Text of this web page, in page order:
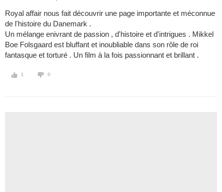
Royal affair nous fait découvrir une page importante et méconnue
de l'histoire du Danemark .
Un mélange enivrant de passion , d'histoire et d'intrigues . Mikkel
Boe Folsgaard est bluffant et inoubliable dans son rôle de roi
fantasque et torturé . Un film à la fois passionnant et brillant .
1 0